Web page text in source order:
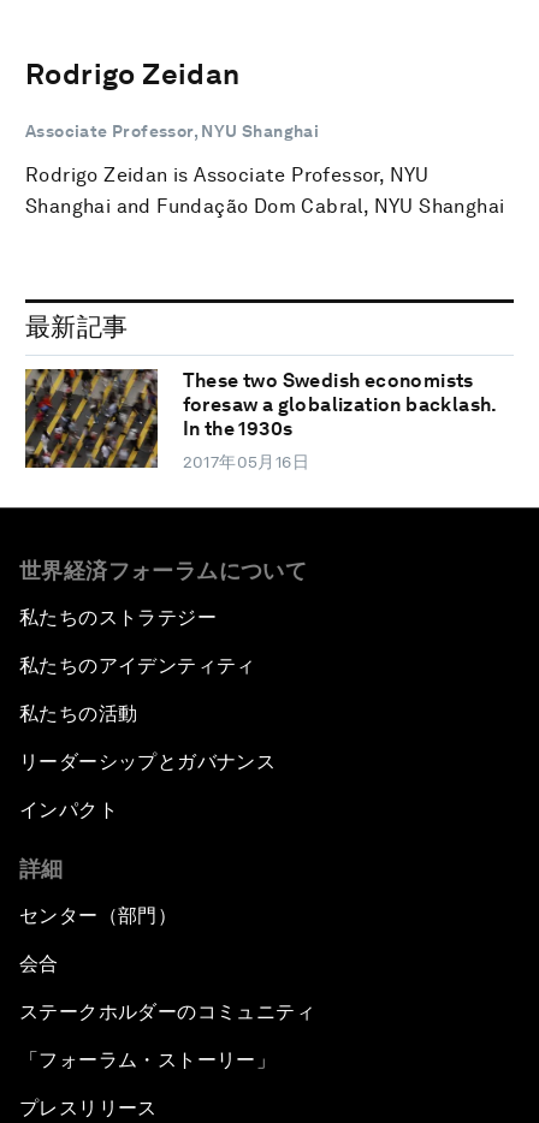
Rodrigo Zeidan
Associate Professor, NYU Shanghai
Rodrigo Zeidan is Associate Professor, NYU
Shanghai and Fundação Dom Cabral, NYU Shanghai
最新記事
These two Swedish economists
foresaw a globalization backlash.
In the 1930s
2017年05月16日
世界経済フォーラムについて
私たちのストラテジー
私たちのアイデンティティ
私たちの活動
リーダーシップとガバナンス
インパクト
詳細
センター（部門）
会合
ステークホルダーのコミュニティ
「フォーラム・ストーリー」
プレスリリース